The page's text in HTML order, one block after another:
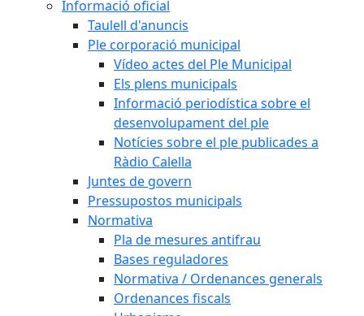
Informació oficial
Taulell d'anuncis
Ple corporació municipal
Vídeo actes del Ple Municipal
Els plens municipals
Informació periodística sobre el
desenvolupament del ple
Notícies sobre el ple publicades a
Ràdio Calella
Juntes de govern
Pressupostos municipals
Normativa
Pla de mesures antifrau
Bases reguladores
Normativa / Ordenances generals
Ordenances fiscals